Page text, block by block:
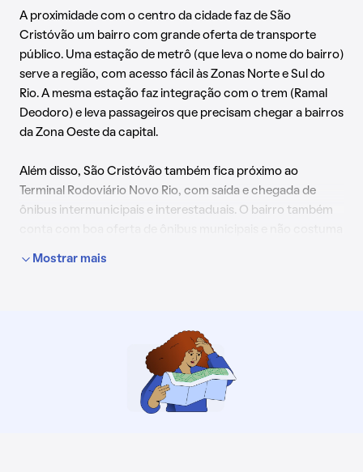
A proximidade com o centro da cidade faz de São
Cristóvão um bairro com grande oferta de transporte
público. Uma estação de metrô (que leva o nome do bairro)
serve a região, com acesso fácil às Zonas Norte e Sul do
Rio. A mesma estação faz integração com o trem (Ramal
Deodoro) e leva passageiros que precisam chegar a bairros
da Zona Oeste da capital.
Além disso, São Cristóvão também fica próximo ao
Terminal Rodoviário Novo Rio, com saída e chegada de
ônibus intermunicipais e interestaduais. O bairro também
Mostrar mais